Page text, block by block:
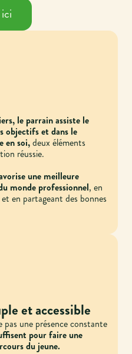
le parrain assiste le
objectifs et dans le
en soi,deux éléments
réussie.
une meilleure
monde professionnel, en
en partageant des bonnes
et accessible
pas une présence constante
pour faire une
du jeune.